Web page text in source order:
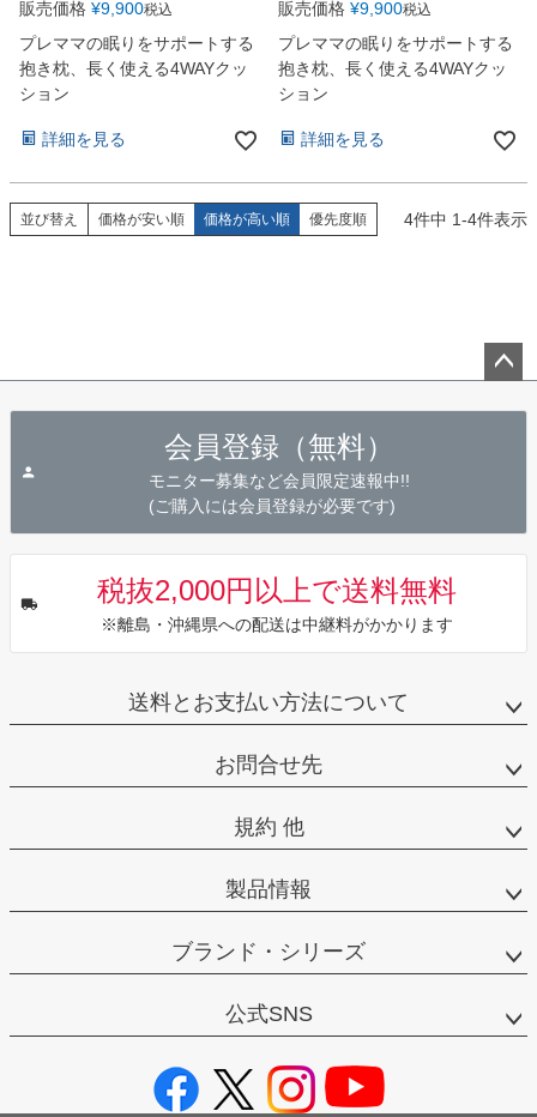
販売価格 ¥9,900税込
プレママの眠りをサポートする
抱き枕、長く使える4WAYクッ
ション
詳細を見る
販売価格 ¥9,900税込
プレママの眠りをサポートする
抱き枕、長く使える4WAYクッ
ション
詳細を見る
並び替え 価格が安い順 価格が高い順 優先度順 4件中 1-4件表示
会員登録（無料）
モニター募集など会員限定速報中!!
(ご購入には会員登録が必要です)
税抜2,000円以上で送料無料
※離島・沖縄県への配送は中継料がかかります
送料とお支払い方法について
お問合せ先
規約 他
製品情報
ブランド・シリーズ
公式SNS